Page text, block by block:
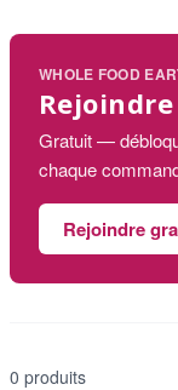
WHOLE FOOD
Gratuit —
chaque
Rejoindre
0 produits